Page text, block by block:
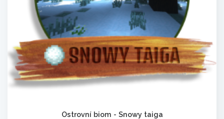
Ostrovní biom - Snowy taiga